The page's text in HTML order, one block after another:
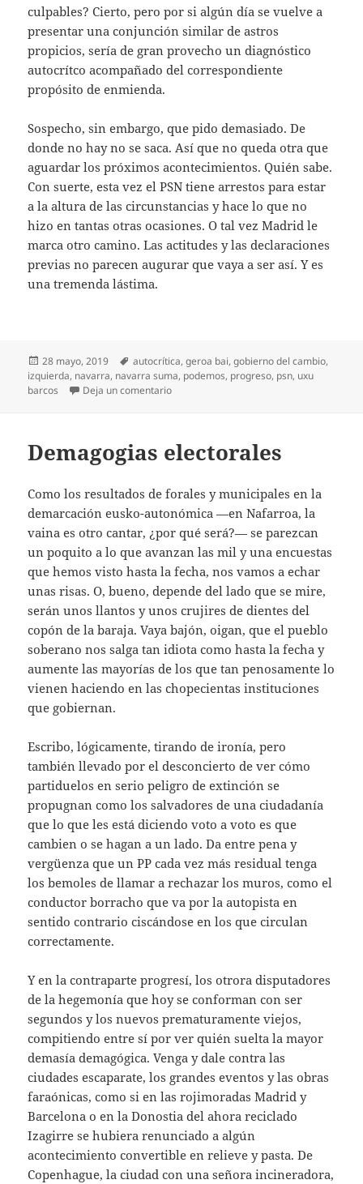
culpables? Cierto, pero por si algún día se vuelve a
presentar una conjunción similar de astros
propicios, sería de gran provecho un diagnóstico
autocrítco acompañado del correspondiente
propósito de enmienda.
Sospecho, sin embargo, que pido demasiado. De
donde no hay no se saca. Así que no queda otra que
aguardar los próximos acontecimientos. Quién sabe.
Con suerte, esta vez el PSN tiene arrestos para estar
a la altura de las circunstancias y hace lo que no
hizo en tantas otras ocasiones. O tal vez Madrid le
marca otro camino. Las actitudes y las declaraciones
previas no parecen augurar que vaya a ser así. Y es
una tremenda lástima.
Publicado
el
28 mayo, 2019 Etiquetas
autocrítica,geroa bai,gobierno del cambio,
izquierda, navarra, navarra suma, podemos, progreso, psn, uxu
barcos
Deja un comentarioen Des-cambio
Demagogias electorales
Como los resultados de forales y municipales en la
demarcación eusko-autonómica —en Nafarroa, la
vaina es otro cantar, ¿por qué será?— se parezcan
un poquito a lo que avanzan las mil y una encuestas
que hemos visto hasta la fecha, nos vamos a echar
unas risas. O, bueno, depende del lado que se mire,
serán unos llantos y unos crujires de dientes del
copón de la baraja. Vaya bajón, oigan, que el pueblo
soberano nos salga tan idiota como hasta la fecha y
aumente las mayorías de los que tan penosamente lo
vienen haciendo en las chopecientas instituciones
que gobiernan.
Escribo, lógicamente, tirando de ironía, pero
también llevado por el desconcierto de ver cómo
partiduelos en serio peligro de extinción se
propugnan como los salvadores de una ciudadanía
que lo que les está diciendo voto a voto es que
cambien o se hagan a un lado. Da entre pena y
vergüenza que un PP cada vez más residual tenga
los bemoles de llamar a rechazar los muros, como el
conductor borracho que va por la autopista en
sentido contrario ciscándose en los que circulan
correctamente.
Y en la contraparte progresí, los otrora disputadores
de la hegemonía que hoy se conforman con ser
segundos y los nuevos prematuramente viejos,
compitiendo entre sí por ver quién suelta la mayor
demasía demagógica. Venga y dale contra las
ciudades escaparate, los grandes eventos y las obras
faraónicas, como si en las rojimoradas Madrid y
Barcelona o en la Donostia del ahora reciclado
Izagirre se hubiera renunciado a algún
acontecimiento convertible en relieve y pasta. De
Copenhague, la ciudad con una señora incineradora,